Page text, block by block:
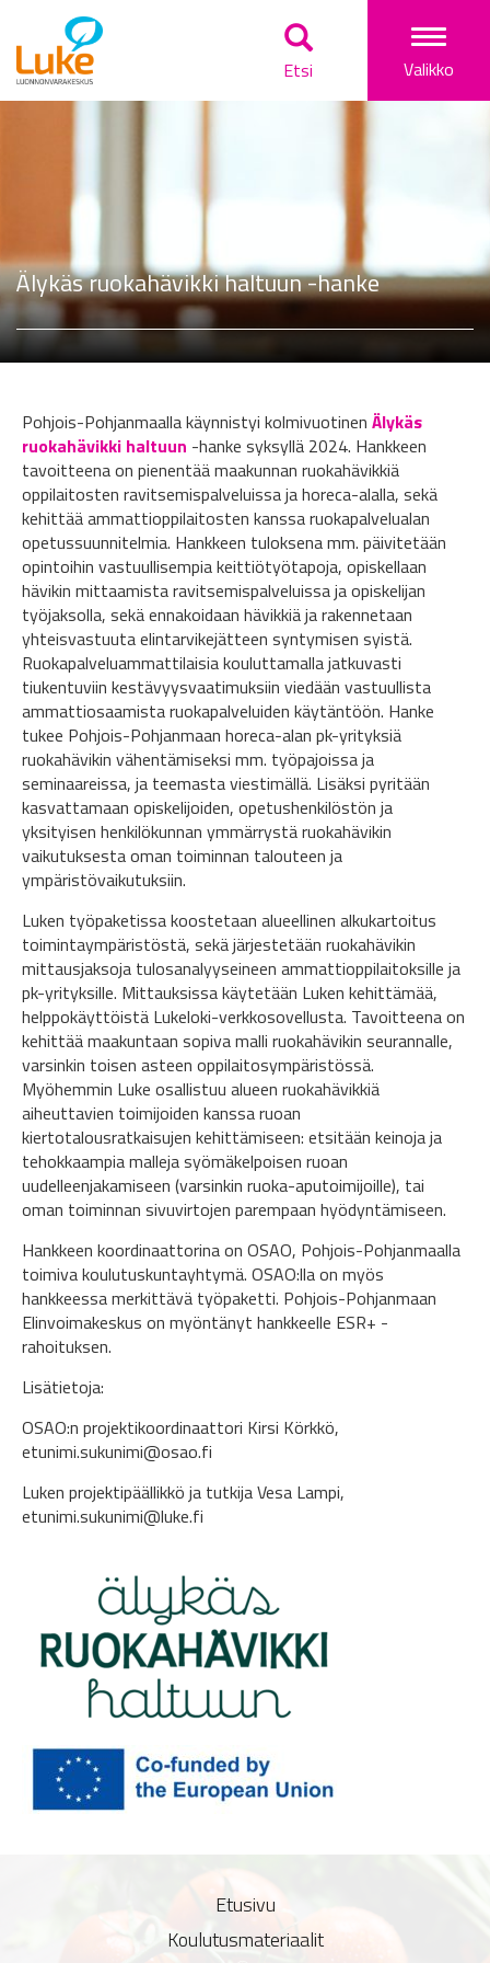
Etsi Valikko
Älykäs ruokahävikki haltuun -hanke
Pohjois-Pohjanmaalla käynnistyi kolmivuotinen Älykäs
ruokahävikki haltuun -hanke syksyllä 2024. Hankkeen
tavoitteena on pienentää maakunnan ruokahävikkiä
oppilaitosten ravitsemispalveluissa ja horeca-alalla, sekä
kehittää ammattioppilaitosten kanssa ruokapalvelualan
opetussuunnitelmia. Hankkeen tuloksena mm. päivitetään
opintoihin vastuullisempia keittiötyötapoja, opiskellaan
hävikin mittaamista ravitsemispalveluissa ja opiskelijan
työjaksolla, sekä ennakoidaan hävikkiä ja rakennetaan
yhteisvastuuta elintarvikejätteen syntymisen syistä.
Ruokapalveluammattilaisia kouluttamalla jatkuvasti
tiukentuviin kestävyysvaatimuksiin viedään vastuullista
ammattiosaamista ruokapalveluiden käytäntöön. Hanke
tukee Pohjois-Pohjanmaan horeca-alan pk-yrityksiä
ruokahävikin vähentämiseksi mm. työpajoissa ja
seminaareissa, ja teemasta viestimällä. Lisäksi pyritään
kasvattamaan opiskelijoiden, opetushenkilöstön ja
yksityisen henkilökunnan ymmärrystä ruokahävikin
vaikutuksesta oman toiminnan talouteen ja
ympäristövaikutuksiin.
Luken työpaketissa koostetaan alueellinen alkukartoitus
toimintaympäristöstä, sekä järjestetään ruokahävikin
mittausjaksoja tulosanalyyseineen ammattioppilaitoksille ja
pk-yrityksille. Mittauksissa käytetään Luken kehittämää,
helppokäyttöistä Lukeloki-verkkosovellusta. Tavoitteena on
kehittää maakuntaan sopiva malli ruokahävikin seurannalle,
varsinkin toisen asteen oppilaitosympäristössä.
Myöhemmin Luke osallistuu alueen ruokahävikkiä
aiheuttavien toimijoiden kanssa ruoan
kiertotalousratkaisujen kehittämiseen: etsitään keinoja ja
tehokkaampia malleja syömäkelpoisen ruoan
uudelleenjakamiseen (varsinkin ruoka-aputoimijoille), tai
oman toiminnan sivuvirtojen parempaan hyödyntämiseen.
Hankkeen koordinaattorina on OSAO, Pohjois-Pohjanmaalla
toimiva koulutuskuntayhtymä. OSAO:lla on myös
hankkeessa merkittävä työpaketti. Pohjois-Pohjanmaan
Elinvoimakeskus on myöntänyt hankkeelle ESR+ -
rahoituksen.
Lisätietoja:
OSAO:n projektikoordinaattori Kirsi Körkkö,
etunimi.sukunimi@osao.fi
Luken projektipäällikkö ja tutkija Vesa Lampi,
etunimi.sukunimi@luke.fi
Etusivu
Koulutusmateriaalit